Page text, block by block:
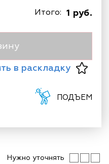
Нужно уточнять
1 руб.
Итого:
в раскладку
ПОДЪЕМ